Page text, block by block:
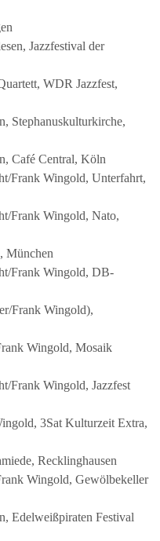
Jazzfestival der
WDR Jazzfest,
Stephanuskulturkirche,
Café Central, Köln
Frank Wingold, Unterfahrt,
Frank Wingold, Nato,
München
Frank Wingold, DB-
Frank Wingold),
Wingold, Mosaik
Frank Wingold, Jazzfest
3Sat Kulturzeit Extra,
Recklinghausen
Wingold, Gewölbekeller
Edelweißpiraten Festival